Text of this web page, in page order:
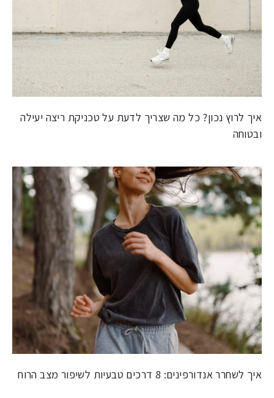
איך לרוץ נכון? כל מה שצריך לדעת על טכניקת ריצה יעילה
ובטוחה
איך לשחרר אנדורפינים: 8 דרכים טבעיות לשיפור מצב הרוח